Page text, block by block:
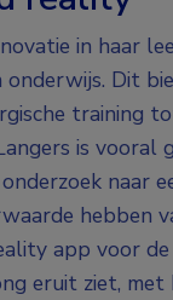
in haar
Dit
training
is
naar
hebben
app voor
eruit ziet,